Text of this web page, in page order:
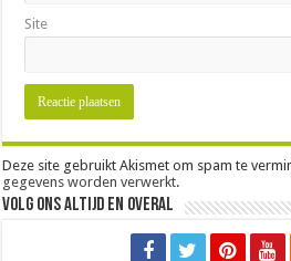
Site
Deze site gebruikt Akismet om spam te
gegevens worden verwerkt.
Volg ons altijd en overal